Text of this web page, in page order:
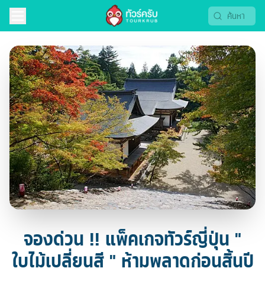
จองด่วน !! แพ็คเกจทัวร์ญี่ปุ่น "
ใบไม้เปลี่ยนสี " ห้ามพลาดก่อนสิ้นปี